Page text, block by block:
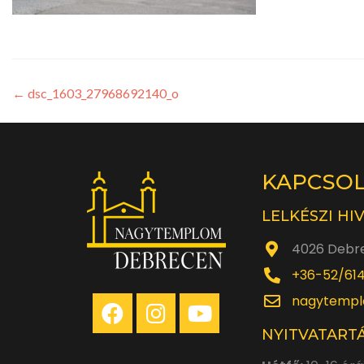
← dsc_1603_27968692140_o
LELKÉSZI
4026
+36-52/